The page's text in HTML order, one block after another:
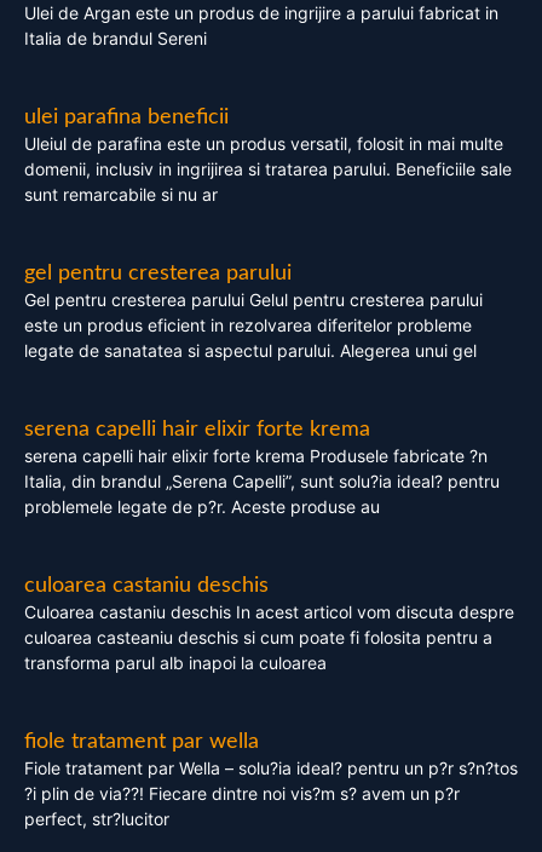
Ulei de Argan este un produs de ingrijire a parului fabricat in
Italia de brandul Sereni
ulei parafina beneficii
Uleiul de parafina este un produs versatil, folosit in mai multe
domenii, inclusiv in ingrijirea si tratarea parului. Beneficiile sale
sunt remarcabile si nu ar
gel pentru cresterea parului
Gel pentru cresterea parului Gelul pentru cresterea parului
este un produs eficient in rezolvarea diferitelor probleme
legate de sanatatea si aspectul parului. Alegerea unui gel
serena capelli hair elixir forte krema
serena capelli hair elixir forte krema Produsele fabricate ?n
Italia, din brandul „Serena Capelli”, sunt solu?ia ideal? pentru
problemele legate de p?r. Aceste produse au
culoarea castaniu deschis
Culoarea castaniu deschis In acest articol vom discuta despre
culoarea casteaniu deschis si cum poate fi folosita pentru a
transforma parul alb inapoi la culoarea
fiole tratament par wella
Fiole tratament par Wella – solu?ia ideal? pentru un p?r s?n?tos
?i plin de via??! Fiecare dintre noi vis?m s? avem un p?r
perfect, str?lucitor